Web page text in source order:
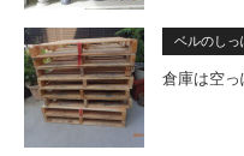
ベルのしっ
倉庫は空っ